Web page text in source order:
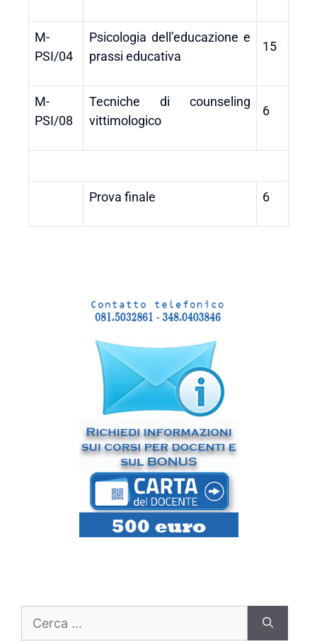
M-
PSI/04
Psicologia dell’educazione e
prassi educativa
15
M-
PSI/08
Tecniche di counseling
vittimologico
6
Prova finale 6